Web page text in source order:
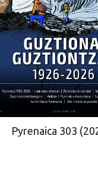
Pyrenaica 303